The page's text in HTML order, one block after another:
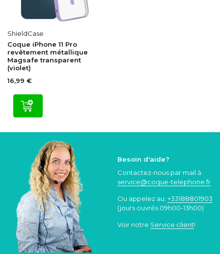
ShieldCase
Coque iPhone 11 Pro
revêtement métallique
Magsafe transparent
(violet)
16,99 €
Besoin d'aide?
Contactez-nous par mail à
service@coque-telephone.fr
Ou appelez au: +33188801903
(jours ouvrés 09h00-13h00)
Voir notre Service client!